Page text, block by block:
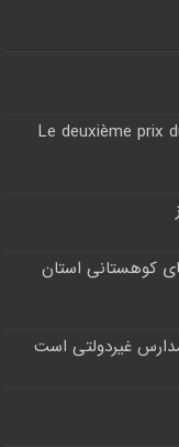
Le deuxième prix
کوهستانی استان
غیردولتی است